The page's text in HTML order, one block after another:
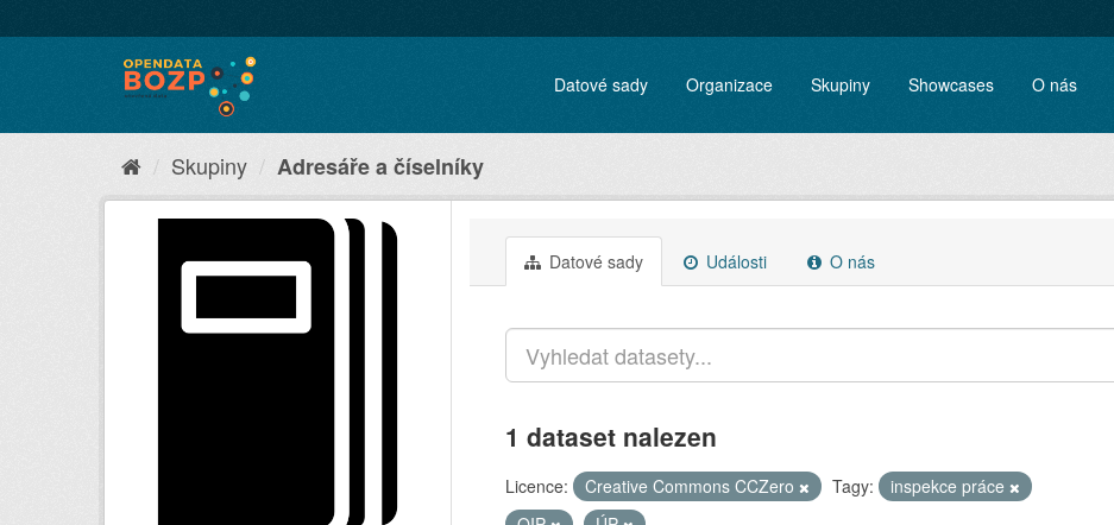
Datové sady Organizace Skupiny Showcases O nás
Skupiny Adresáře a číselníky
Datové sady Události O nás
1 dataset nalezen
Licence: Creative Commons CCZero Tagy:
inspekce práce